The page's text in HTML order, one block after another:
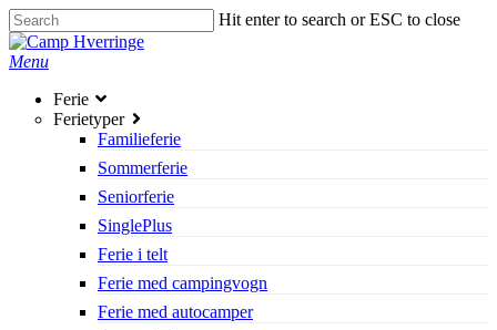
Skip
to
main
Hit enter to search or ESC to close
Close
Search
search
Menu
Ferie
Ferietyper
Familieferie
Sommerferie
Seniorferie
SinglePlus
Ferie i telt
Ferie med campingvogn
Ferie med autocamper